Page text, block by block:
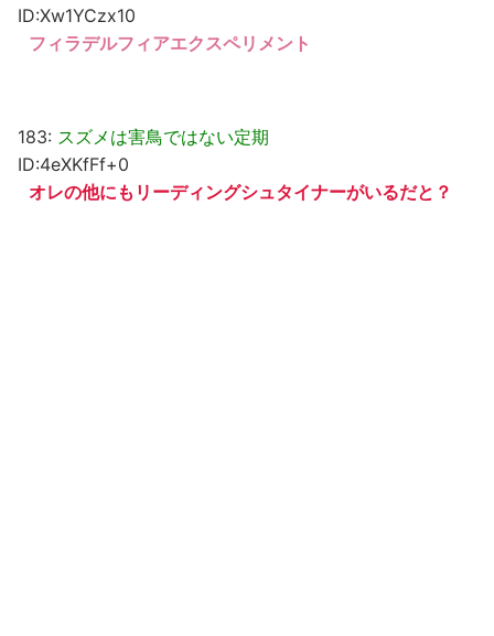
ID:Xw1YCzx10
フィラデルフィアエクスペリメント
183: スズメは害鳥ではない定期
ID:4eXKfFf+0
オレの他にもリーディングシュタイナーがいるだと？